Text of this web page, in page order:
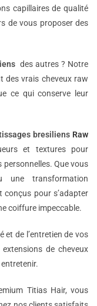
capillaires de qualité
de vous proposer des
des autres ? Notre
des vrais cheveux raw
ce qui conserve leur
bresiliens Raw
et textures pour
personnelles. Que vous
une transformation
conçus pour s’adapter
coiffure impeccable.
et de l’entretien de vos
de cheveux
Titias Hair, vous